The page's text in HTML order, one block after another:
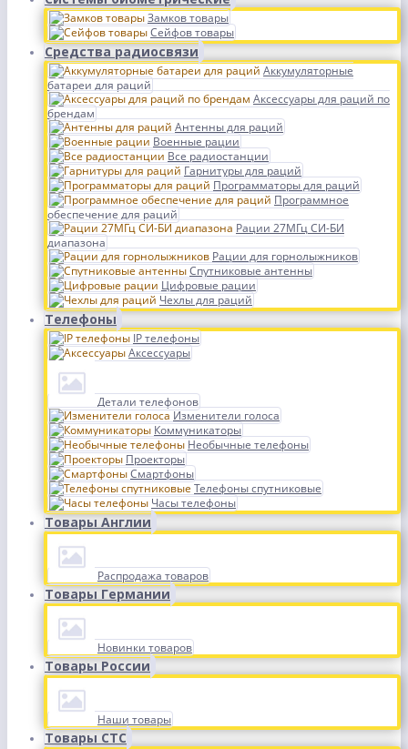
Замков товары
Сейфов товары
Средства радиосвязи
Аккумуляторные
батареи для раций
Аксессуары для раций по
брендам
Антенны для раций
Военные рации
Все радиостанции
Гарнитуры для раций
Программаторы для раций
Программное
обеспечение для раций
Рации 27МГц СИ-БИ
диапазона
Рации для горнолыжников
Спутниковые антенны
Цифровые рации
Чехлы для раций
Телефоны
IP телефоны
Аксессуары
Детали телефонов
Изменители голоса
Коммуникаторы
Необычные телефоны
Проекторы
Смартфоны
Телефоны спутниковые
Часы телефоны
Товары Англии
Распродажа товаров
Товары Германии
Новинки товаров
Товары России
Наши товары
Товары СТС